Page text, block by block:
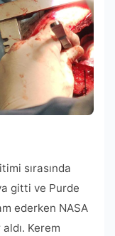
sırasında
gitti ve Purde
ederken NASA
Kerem